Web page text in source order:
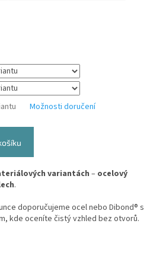
Možnosti doručení
variantách – ocelový
.
doporučujeme ocel nebo Dibond® s
kde oceníte čistý vzhled bez otvorů.